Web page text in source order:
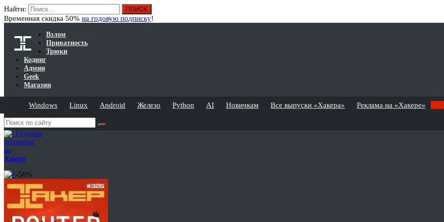
Найти:
Временная скидка 50% на годовую подписку!
Взлом
Приватность
Трюки
Кодинг
Админ
Geek
Магазин
Windows Linux Android Железо Python AI Новичкам Все выпуски «Хакера» Реклама на «Хакере»
Годовая
подписка
на
Хакер
-50%